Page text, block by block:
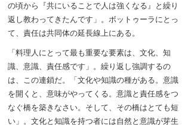
の頃から『共にいることで人は強くなる』と繰り
返し教わってきたんです」。ボットゥーラにとっ
て、責任は共同体の延長線上にある。
「料理人にとって最も重要な要素は、文化、知
識、意識、責任感です」。繰り返し強調するの
は、この連鎖だ。「文化や知識の種がある。意識
を開くと、意味がやってくる。意識と責任感をつ
なぐ橋を築きなさい。そして、その橋はとても短
い」。文化と知識を持つ者には自然と意識が芽生